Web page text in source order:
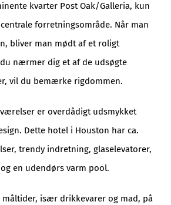
kvarter Post Oak/Galleria, kun
forretningsområde. Når man
bliver man mødt af et roligt
nærmer dig et af de udsøgte
vil du bemærke rigdommen.
er overdådigt udsmykket
Dette hotel i Houston har ca.
trendy indretning, glaselevatorer,
en udendørs varm pool.
måltider, især drikkevarer og mad, på